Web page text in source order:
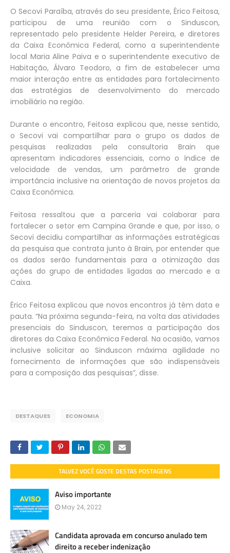
O Secovi Paraíba, através do seu presidente, Érico Feitosa,
participou de uma reunião com o Sinduscon,
representado pelo presidente Helder Pereira, e diretores
da Caixa Econômica Federal, como a superintendente
local Maria Aline Paiva e o superintendente executivo de
Habitação, Álvaro Teodoro, a fim de estabelecer uma
maior interação entre as entidades para fortalecimento
das estratégias de desenvolvimento do mercado
imobiliário na região.
Durante o encontro, Feitosa explicou que, nesse sentido,
o Secovi vai compartilhar para o grupo os dados de
pesquisas realizadas pela consultoria Brain que
apresentam indicadores essenciais, como o índice de
velocidade de vendas, um parâmetro de grande
importância inclusive na orientação de novos projetos da
Caixa Econômica.
Feitosa ressaltou que a parceria vai colaborar para
fortalecer o setor em Campina Grande e que, por isso, o
Secovi decidiu compartilhar as informações estratégicas
da pesquisa que contrata junto à Brain, por entender que
os dados serão fundamentais para a otimização das
ações do grupo de entidades ligadas ao mercado e a
Caixa.
Érico Feitosa explicou que novos encontros já têm data e
pauta. “Na próxima segunda-feira, na volta das atividades
presenciais do Sinduscon, teremos a participação dos
diretores da Caixa Econômica Federal. Na ocasião, vamos
inclusive solicitar ao Sinduscon máxima agilidade no
fornecimento de informações que são indispensáveis
para a composição das pesquisas”, disse.
DESTAQUES ECONOMIA
TALVEZ VOCÊ GOSTE DESTAS POSTAGENS
Aviso importante
May 24, 2022
Candidata aprovada em concurso anulado tem
direito a receber indenização